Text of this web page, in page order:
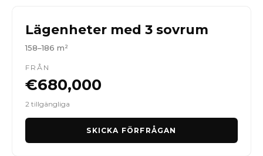
Lägenheter med 3 sovrum
158–186 m²
FRÅN
€680,000
2 tillgängliga
SKICKA FÖRFRÅGAN